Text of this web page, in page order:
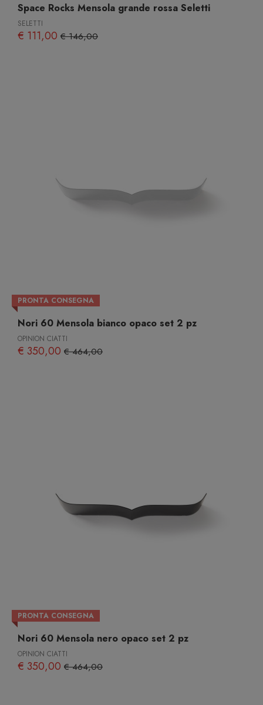
Space Rocks Mensola grande rossa Seletti
SELETTI
€ 111,00 € 146,00
PRONTA CONSEGNA
Nori 60 Mensola bianco opaco set 2 pz
OPINION CIATTI
€ 350,00 € 464,00
PRONTA CONSEGNA
Nori 60 Mensola nero opaco set 2 pz
OPINION CIATTI
€ 350,00 € 464,00